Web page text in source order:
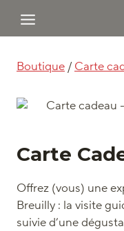
Boutique /Carte
Carte
Offrez (vous) une
Breuilly : la visite
suivie d’une